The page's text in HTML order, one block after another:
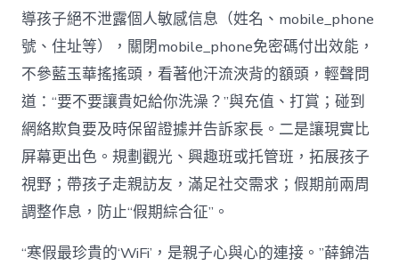
導孩子絕不泄露個人敏感信息（姓名、mobile_phone
號、住址等），關閉mobile_phone免密碼付出效能，
不參藍玉華搖搖頭，看著他汗流浹背的額頭，輕聲問
道：“要不要讓貴妃給你洗澡？”與充值、打賞；碰到
網絡欺負要及時保留證據并告訴家長。二是讓現實比
屏幕更出色。規劃觀光、興趣班或托管班，拓展孩子
視野；帶孩子走親訪友，滿足社交需求；假期前兩周
調整作息，防止“假期綜合征”。
“寒假最珍貴的‘WiFi’，是親子心與心的連接。”薛錦浩